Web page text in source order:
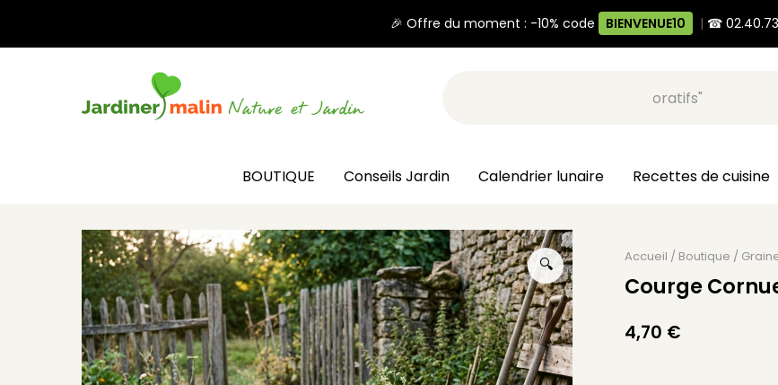
🎉 Offre du moment : -10% code BIENVENUE10 | ☎
Recherche, ex: "pots décoratifs"
BOUTIQUE Conseils Jardin Calendrier lunaire Recettes de cuisine
🔍 Accueil / Boutique /
Courge
4,70 €